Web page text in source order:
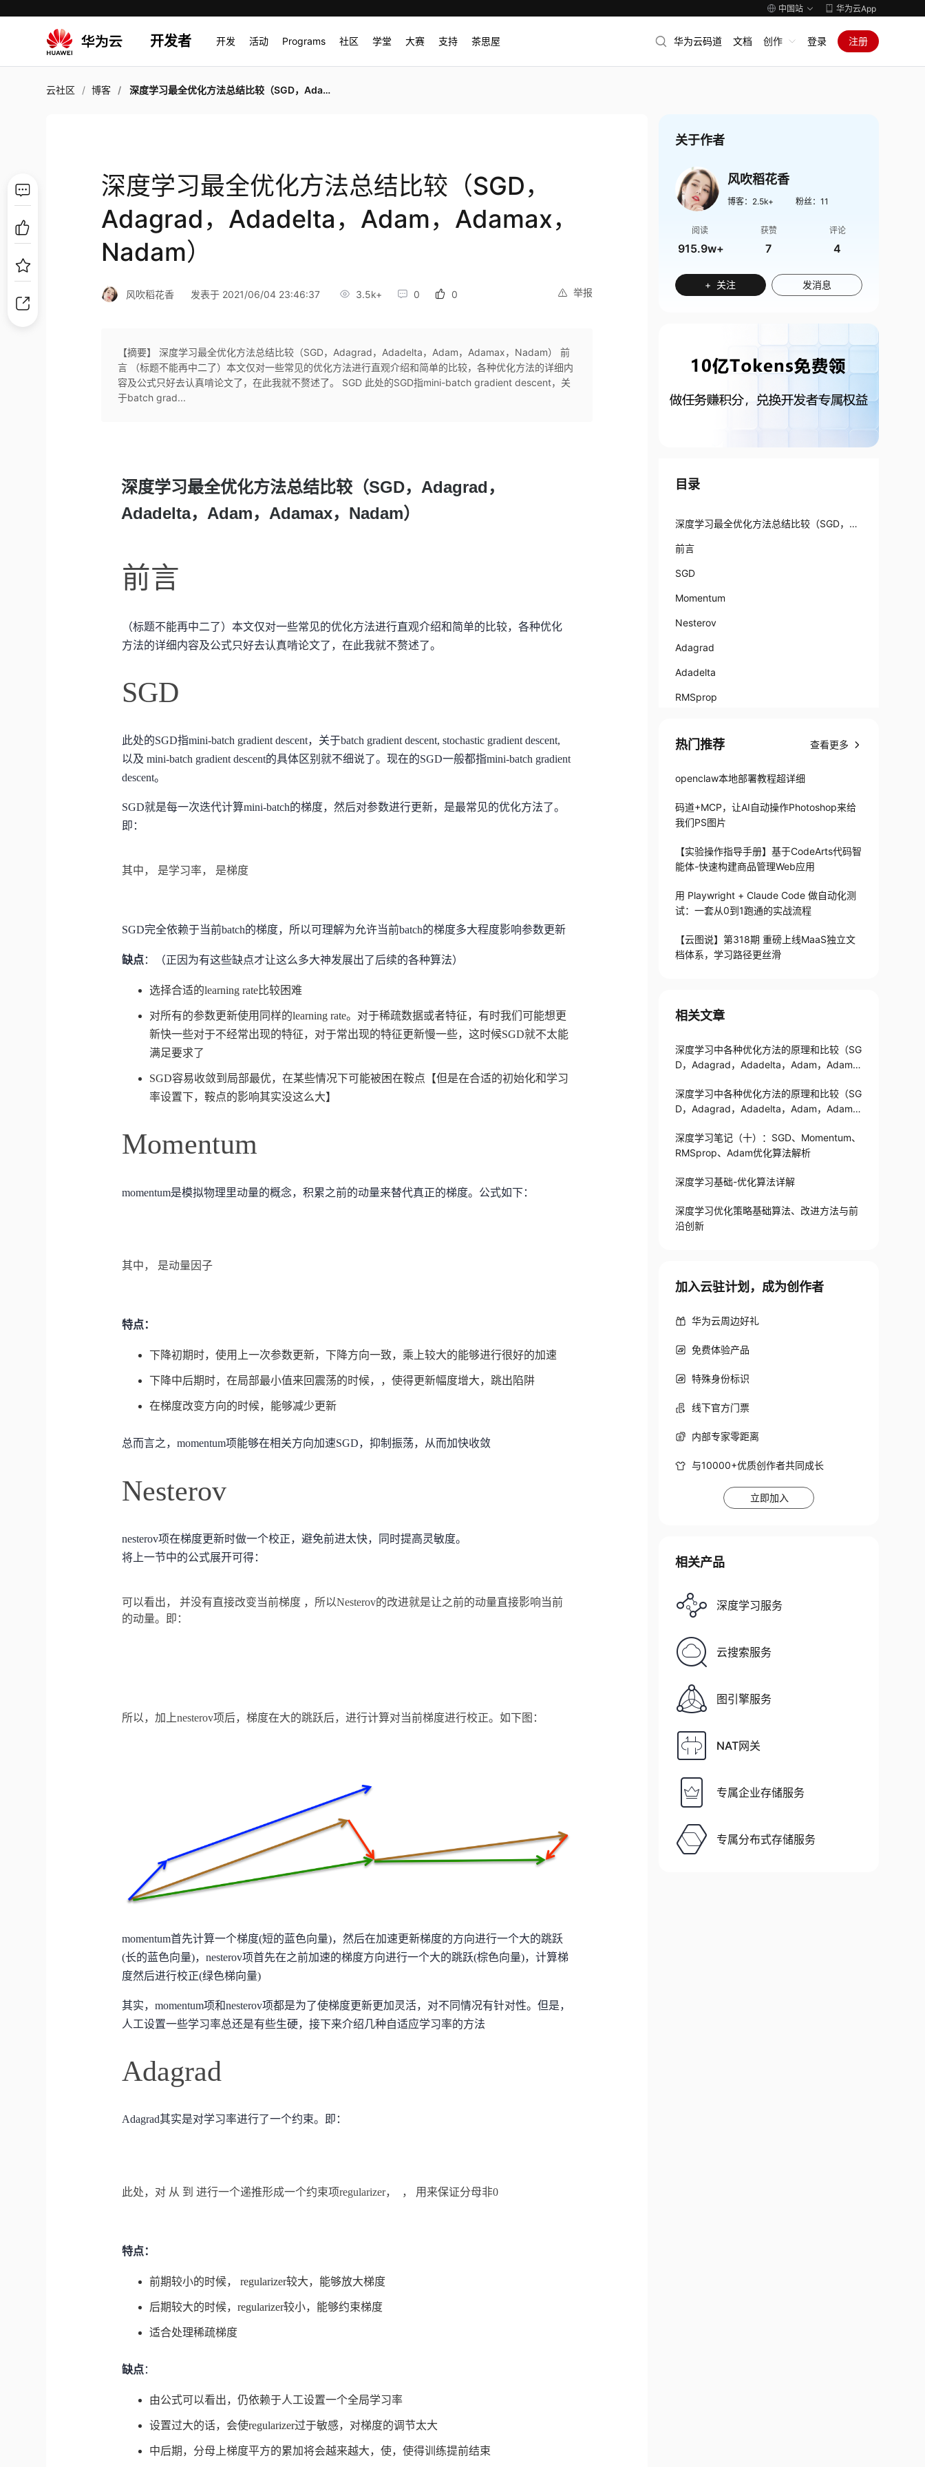
中国站 华为云App
开发者 开发 活动 Programs 社区 学堂 大赛 支持 茶思屋 华为云码道 文档 创作 登录 注册
云社区 博客 深度学习最全优化方法总结比较（SGD，Adagrad，Adadelta，Adam，Adamax，Nadam）
深度学习最全优化方法总结比较（SGD，
Adagrad，Adadelta，Adam，Adamax，
Nadam）
举报
风吹稻花香 发表于 2021/06/04 23:46:37 3.5k+ 0 0
【摘要】 深度学习最全优化方法总结比较（SGD，Adagrad，Adadelta，Adam，Adamax，Nadam） 前
言 （标题不能再中二了）本文仅对一些常见的优化方法进行直观介绍和简单的比较，各种优化方法的详细内
容及公式只好去认真啃论文了，在此我就不赘述了。 SGD 此处的SGD指mini-batch gradient descent，关
于batch grad...
深度学习最全优化方法总结比较（SGD，Adagrad，
Adadelta，Adam，Adamax，Nadam）
前言
（标题不能再中二了）本文仅对一些常见的优化方法进行直观介绍和简单的比较，各种优化
方法的详细内容及公式只好去认真啃论文了，在此我就不赘述了。
SGD
此处的SGD指mini-batch gradient descent，关于batch gradient descent, stochastic gradient descent,
以及 mini-batch gradient descent的具体区别就不细说了。现在的SGD一般都指mini-batch gradient
descent。
SGD就是每一次迭代计算mini-batch的梯度，然后对参数进行更新，是最常见的优化方法了。
即：
其中， 是学习率， 是梯度
SGD完全依赖于当前batch的梯度，所以可理解为允许当前batch的梯度多大程度影响参数更新
缺点：（正因为有这些缺点才让这么多大神发展出了后续的各种算法）
选择合适的learning rate比较困难
对所有的参数更新使用同样的learning rate。对于稀疏数据或者特征，有时我们可能想更
新快一些对于不经常出现的特征，对于常出现的特征更新慢一些，这时候SGD就不太能
满足要求了
SGD容易收敛到局部最优，在某些情况下可能被困在鞍点【但是在合适的初始化和学习
率设置下，鞍点的影响其实没这么大】
Momentum
momentum是模拟物理里动量的概念，积累之前的动量来替代真正的梯度。公式如下：
其中， 是动量因子
特点：
下降初期时，使用上一次参数更新，下降方向一致，乘上较大的能够进行很好的加速
下降中后期时，在局部最小值来回震荡的时候， ，使得更新幅度增大，跳出陷阱
在梯度改变方向的时候， 能够减少更新
总而言之，momentum项能够在相关方向加速SGD，抑制振荡，从而加快收敛
Nesterov
nesterov项在梯度更新时做一个校正，避免前进太快，同时提高灵敏度。
将上一节中的公式展开可得：
可以看出，并没有直接改变当前梯度 ，所以Nesterov的改进就是让之前的动量直接影响当前
的动量。即：
所以，加上nesterov项后，梯度在大的跳跃后，进行计算对当前梯度进行校正。如下图：
momentum首先计算一个梯度(短的蓝色向量)，然后在加速更新梯度的方向进行一个大的跳跃
(长的蓝色向量)，nesterov项首先在之前加速的梯度方向进行一个大的跳跃(棕色向量)，计算梯
度然后进行校正(绿色梯向量)
其实，momentum项和nesterov项都是为了使梯度更新更加灵活，对不同情况有针对性。但是，
人工设置一些学习率总还是有些生硬，接下来介绍几种自适应学习率的方法
Adagrad
Adagrad其实是对学习率进行了一个约束。即：
此处，对 从 到进行一个递推形成一个约束项regularizer， ， 用来保证分母非0
特点：
前期较小的时候， regularizer较大，能够放大梯度
后期较大的时候，regularizer较小，能够约束梯度
适合处理稀疏梯度
缺点：
由公式可以看出，仍依赖于人工设置一个全局学习率
设置过大的话，会使regularizer过于敏感，对梯度的调节太大
中后期，分母上梯度平方的累加将会越来越大，使，使得训练提前结束
关于作者
风吹稻花香
博客： 2.5k+ 粉丝： 11
阅读
915.9w+
获赞
7
评论
4
+ 关注 发消息
目录
深度学习最全优化方法总结比较（SGD，Ad
agrad，Adadelta，Adam，Adamax，Na
dam）
前言
SGD
Momentum
Nesterov
Adagrad
Adadelta
RMSprop
Adamax
引用
热门推荐 查看更多
openclaw本地部署教程超详细
码道+MCP，让AI自动操作Photoshop来给
我们PS图片
【实验操作指导手册】基于CodeArts代码智
能体-快速构建商品管理Web应用
用 Playwright + Claude Code 做自动化测
试：一套从0到1跑通的实战流程
【云图说】第318期 重磅上线MaaS独立文
档体系，学习路径更丝滑
相关文章
深度学习中各种优化方法的原理和比较（SG
D，Adagrad，Adadelta，Adam，Adama
深度学习中各种优化方法的原理和比较（SG
D，Adagrad，Adadelta，Adam，Adama
深度学习笔记（十）：SGD、Momentum、
RMSprop、Adam优化算法解析
深度学习基础-优化算法详解
深度学习优化策略基础算法、改进方法与前
沿创新
加入云驻计划，成为创作者
华为云周边好礼
免费体验产品
特殊身份标识
线下官方门票
内部专家零距离
与10000+优质创作者共同成长
立即加入
相关产品
深度学习服务
云搜索服务
图引擎服务
NAT网关
专属企业存储服务
专属分布式存储服务